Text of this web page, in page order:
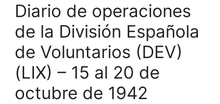
Diario de operaciones
de la División Española
de Voluntarios (DEV)
(LIX) – 15 al 20 de
octubre de 1942